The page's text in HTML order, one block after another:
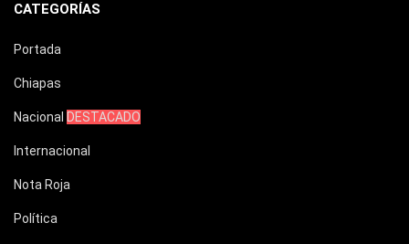
CATEGORÍAS
Portada
Chiapas
Nacional DESTACADO
Internacional
Nota Roja
Política